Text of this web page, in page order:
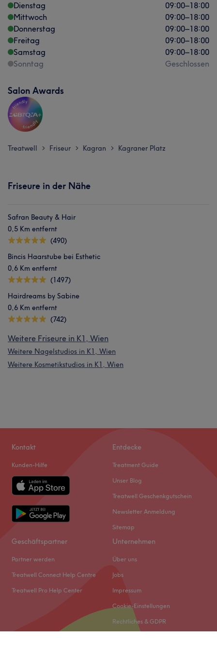
Dienstag
09:00–18:00
Mittwoch
09:00–18:00
Donnerstag
09:00–18:00
Freitag
09:00–18:00
Samstag
09:00–18:00
Sonntag
Geschlossen
Salon Awards
Treatwell > Friseur > Kagran > Kagraner Platz
Friseure in der Nähe
Safran Beauty & Hair
0,5 Km entfernt
(490)
Bincis Haarstube bei Esthetic
0,6 Km entfernt
(1497)
Hairdreams by Sabine
0,6 Km entfernt
(742)
Weitere Friseure in K1, Wien
Weitere Nagelstudios in K1, Wien
Weitere Kosmetikstudios in K1, Wien
Kontakt
Kunden-Hilfe
Entdecke
Treatment Guide
Unser Blog
Treatwell Geschenkgutschein
Newsletter Anmeldung
Sitemap
Geschäftspartner
Partner werden
Treatwell Connect Help Centre
Treatwell Pro Help Center
Unternehmen
Über uns
Jobs
Impressum
Cookie-Einstellungen
Rechtliches & GDPR